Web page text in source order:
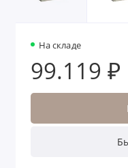
На складе
99.119 ₽